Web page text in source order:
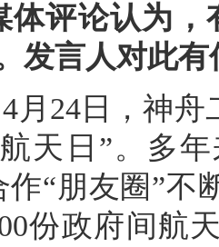
体评论认为
发言人对此有
月24日，神
天日”。多
“朋友圈”不
份政府间航